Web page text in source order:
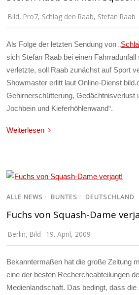
Bild, Pro7, Schlag den Raab, Stefan Raab
Als Folge der letzten Sendung von „
sich Stefan Raab bei einen
verletzte, soll Raab zunächst auf Sport
Showmaster erlitt laut Online-Dienst
Gehirnerschütterung, Gedächtnisverlust
Jochbein und Kieferhöhlenwand“.
Weiterlesen
ALLE NEWS / BUNTES / DEUTSCHLAND
Fuchs von Squash-Dame
Berlin, Bild 19. April, 2009
Bekanntermaßen hat die große Zeitung
eine der besten Rechercheabteilungen
Medienlandschaft. Das bedingt, dass die